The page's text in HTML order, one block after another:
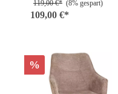
119,00 €* (8% gespart)
109,00 €*
%